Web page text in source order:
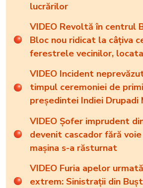
lucrărilor
VIDEO Revoltă în centrul
Bloc nou ridicat la câțiva
ferestrele vecinilor,
VIDEO Incident
timpul ceremoniei de
președintei Indiei Drupadi
VIDEO Șofer imprudent
devenit cascador fără
mașina s-a răsturnat
VIDEO Furia apelor
extrem: Sinistrații din